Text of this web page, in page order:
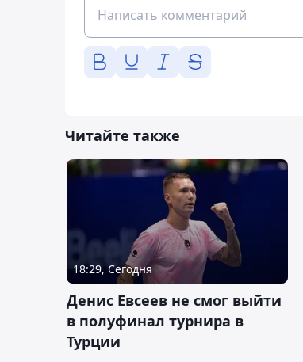
Читайте также
18:29, Сегодня
Денис Евсеев не смог выйти
в полуфинал турнира в
Турции